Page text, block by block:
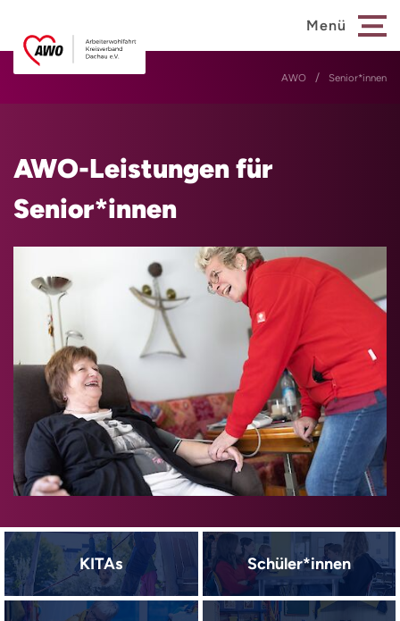
Menü
AWO Senior*innen
AWO-Leistungen für
Senior*innen
KITAs Schüler*innen